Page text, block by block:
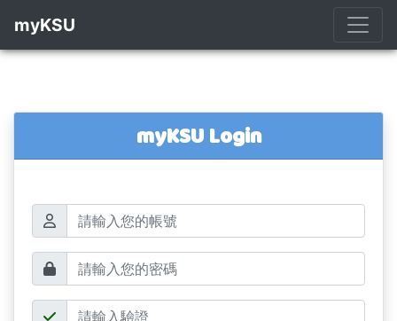
myKSU
myKSU Login
帳號
密碼
驗證碼